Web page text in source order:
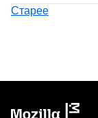
Старее